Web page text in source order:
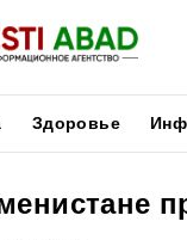
Здоровье